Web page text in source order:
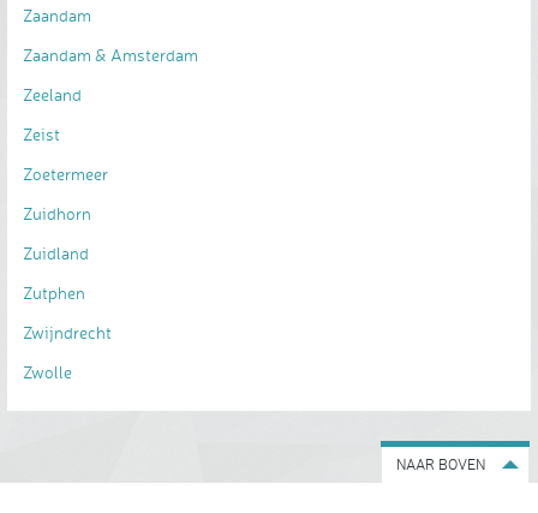
Zaandam
Zaandam & Amsterdam
Zeeland
Zeist
Zoetermeer
Zuidhorn
Zuidland
Zutphen
Zwijndrecht
Zwolle
NAAR BOVEN